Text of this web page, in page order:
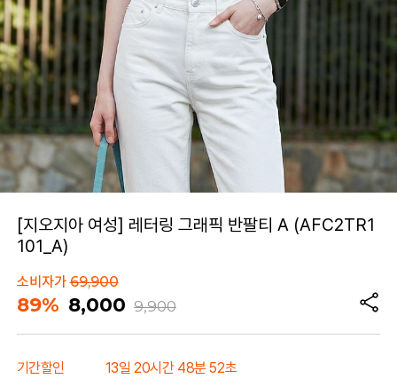
[지오지아 여성] 레터링 그래픽 반팔티 A (AFC2TR1
101_A)
소비자가69,900
89% 8,000 9,900
기간할인
13일 20시간 48분 52초